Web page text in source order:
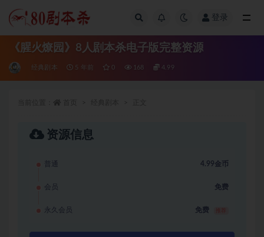
登录
《腥火燎园》8人剧本杀电子版完整资源
经典剧本 5 年前 0 168 4.99
资源信息
普通 4.99金币
会员 免费
永久会员 免费